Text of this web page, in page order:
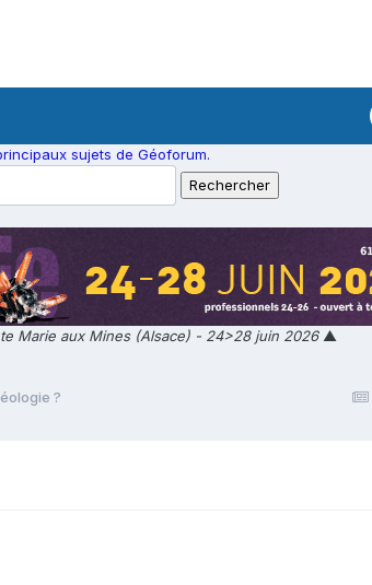
sujets de Géoforum.
Marie aux Mines (Alsace) - 24>28 juin 2026▲
?